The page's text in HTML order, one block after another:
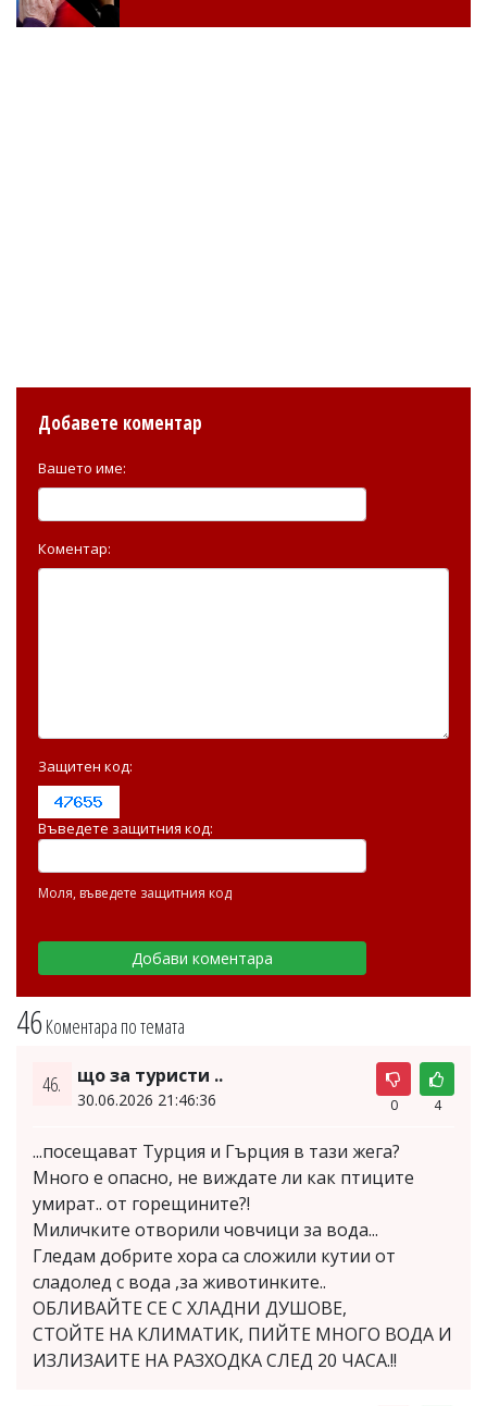
46Коментара по темата
46. що за туристи ..
30.06.2026 21:46:36 0 4
...посещават Турция и Гърция в тази жега?
Много е опасно, не виждате ли как птиците
умират.. от горещините?!
Миличките отворили човчици за вода...
Гледам добрите хора са сложили кутии от
сладолед с вода ,за животинките..
ОБЛИВАЙТЕ СЕ С ХЛАДНИ ДУШОВЕ,
СТОЙТЕ НА КЛИМАТИК, ПИЙТЕ МНОГО ВОДА И
ИЗЛИЗАИТЕ НА РАЗХОДКА СЛЕД 20 ЧАСА.!!
Добавете коментар
Вашето име:
Коментар:
Защитен код:
Въведете защитния код:
Моля, въведете защитния код